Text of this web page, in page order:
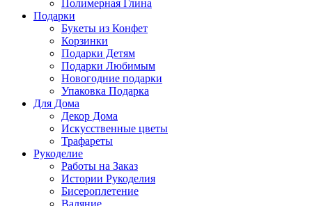
Полимерная Глина
Подарки
Букеты из Конфет
Корзинки
Подарки Детям
Подарки Любимым
Новогодние подарки
Упаковка Подарка
Для Дома
Декор Дома
Искусственные цветы
Трафареты
Рукоделие
Работы на Заказ
Истории Рукоделия
Бисероплетение
Валяние